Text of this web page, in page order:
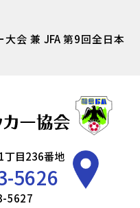
会 兼 JFA 第9回全日本
丁目236番地
5626
5627